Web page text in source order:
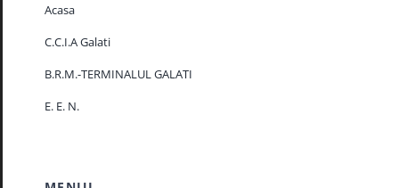
Acasa
C.C.I.A Galati
B.R.M.-TERMINALUL GALATI
E. E. N.